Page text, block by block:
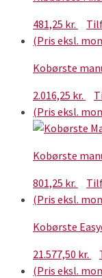
481,25 kr.
(Pris eksl.
Kobørste
2.016,25 kr.
(Pris eksl.
Kobørste
801,25 kr.
(Pris eksl.
Kobørste
21.577,50 kr.
(Pris eksl.